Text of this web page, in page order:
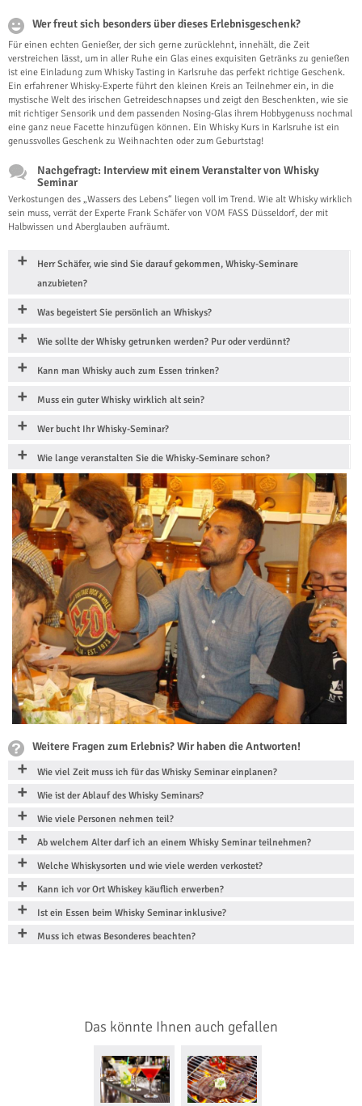
Wer freut sich besonders über dieses Erlebnisgeschenk?
Für einen echten Genießer, der sich gerne zurücklehnt, innehält, die Zeit
verstreichen lässt, um in aller Ruhe ein Glas eines exquisiten Getränks zu genießen
ist eine Einladung zum Whisky Tasting in Karlsruhe das perfekt richtige Geschenk.
Ein erfahrener Whisky-Experte führt den kleinen Kreis an Teilnehmer ein, in die
mystische Welt des irischen Getreideschnapses und zeigt den Beschenkten, wie sie
mit richtiger Sensorik und dem passenden Nosing-Glas ihrem Hobbygenuss nochmal
eine ganz neue Facette hinzufügen können. Ein Whisky Kurs in Karlsruhe ist ein
genussvolles Geschenk zu Weihnachten oder zum Geburtstag!
Nachgefragt: Interview mit einem Veranstalter von Whisky
Seminar
Verkostungen des „Wassers des Lebens“ liegen voll im Trend. Wie alt Whisky wirklich
sein muss, verrät der Experte Frank Schäfer von VOM FASS Düsseldorf, der mit
Halbwissen und Aberglauben aufräumt.
Herr Schäfer, wie sind Sie darauf gekommen, Whisky-Seminare
anzubieten?
Was begeistert Sie persönlich an Whiskys?
Wie sollte der Whisky getrunken werden? Pur oder verdünnt?
Kann man Whisky auch zum Essen trinken?
Muss ein guter Whisky wirklich alt sein?
Wer bucht Ihr Whisky-Seminar?
Wie lange veranstalten Sie die Whisky-Seminare schon?
Weitere Fragen zum Erlebnis? Wir haben die Antworten!
Wie viel Zeit muss ich für das Whisky Seminar einplanen?
Wie ist der Ablauf des Whisky Seminars?
Wie viele Personen nehmen teil?
Ab welchem Alter darf ich an einem Whisky Seminar teilnehmen?
Welche Whiskysorten und wie viele werden verkostet?
Kann ich vor Ort Whiskey käuflich erwerben?
Ist ein Essen beim Whisky Seminar inklusive?
Muss ich etwas Besonderes beachten?
Das könnte Ihnen auch gefallen